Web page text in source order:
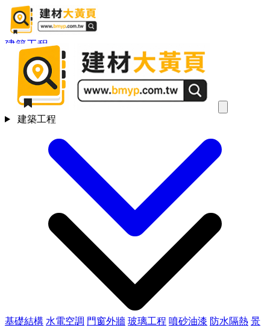
建築工程
基礎結構 水電空調 門窗外牆 玻璃工程 噴砂油漆 防水隔熱 景
建築工程